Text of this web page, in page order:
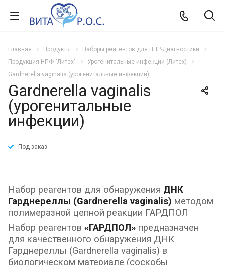
Главная Продукты
Наборы реагентов для ПЦР-Диагностики
Продукция НПФ "Литех"
Урогенитальные инфекции (Литех)
Gardnerella vaginalis (урогенитальные инфекции)
Gardnerella vaginalis
(урогенитальные
инфекции)
Под заказ
Набор реагентов для обнаружения ДНК
Гарднереллы (Gardnerella vaginalis) методом
полимеразной цепной реакции ГАРДПОЛ
Набор реагентов «ГАРДПОЛ» предназначен
для качественного обнаружения ДНК
Гарднереллы (Gardnerella vaginalis) в
биологическом материале (соскобы